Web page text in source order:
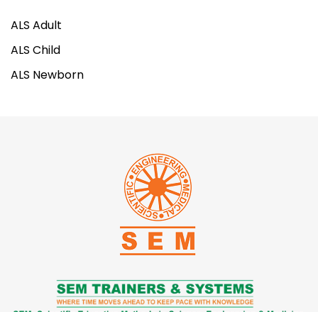
69 Products
ALS Newborn
ALS Adult
ALS Child
ALS Newborn